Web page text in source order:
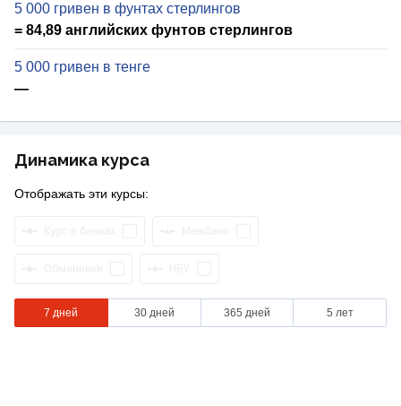
5 000 гривен в фунтах стерлингов
= 84,89 английских фунтов стерлингов
5 000 гривен в тенге
—
Динамика курса
Отображать эти курсы:
7 дней 30 дней 365 дней 5 лет